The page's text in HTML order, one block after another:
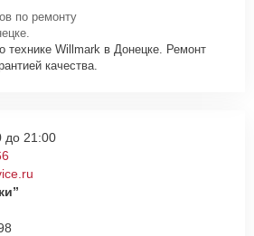
проконсультируют по всем необходимым
подскажут с вариантами
оформят выезд мастера в удобное время
по ремонту
технике Willmark в Донецке. Ремонт
качества.
до 21:00